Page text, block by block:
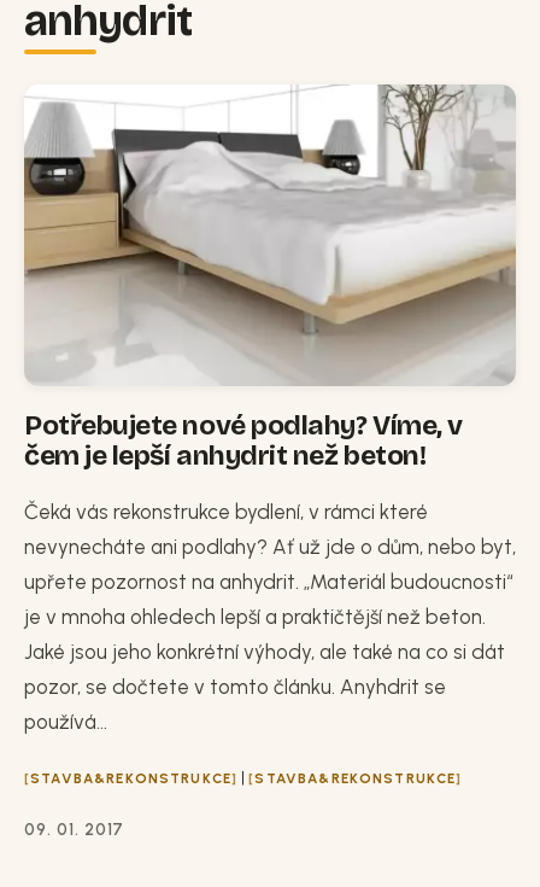
anhydrit
Potřebujete nové podlahy? Víme, v
čem je lepší anhydrit než beton!
Čeká vás rekonstrukce bydlení, v rámci které
nevynecháte ani podlahy? Ať už jde o dům, nebo byt,
upřete pozornost na anhydrit. „Materiál budoucnosti“
je v mnoha ohledech lepší a praktičtější než beton.
Jaké jsou jeho konkrétní výhody, ale také na co si dát
pozor, se dočtete v tomto článku. Anyhdrit se
používá...
STAVBA&REKONSTRUKCE | STAVBA&REKONSTRUKCE
09. 01. 2017